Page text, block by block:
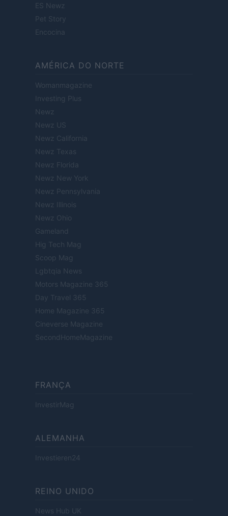
ES Newz
Pet Story
Encocina
AMÉRICA DO NORTE
Womanmagazine
Investing Plus
Newz
Newz US
Newz California
Newz Texas
Newz Florida
Newz New York
Newz Pennsylvania
Newz Illinois
Newz Ohio
Gameland
Hig Tech Mag
Scoop Mag
Lgbtqia News
Motors Magazine 365
Day Travel 365
Home Magazine 365
Cineverse Magazine
SecondHomeMagazine
FRANÇA
InvestirMag
ALEMANHA
Investieren24
REINO UNIDO
News Hub UK